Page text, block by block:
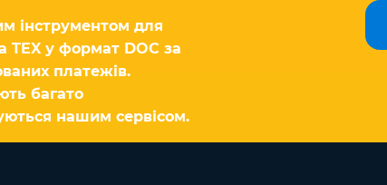
інструментом для
TEX у формат DOC за
платежів.
багато
нашим сервісом.